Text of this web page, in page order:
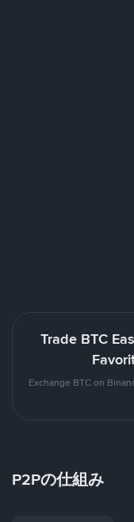
Trade BTC
Exchange BTC on
P2Pの仕組み